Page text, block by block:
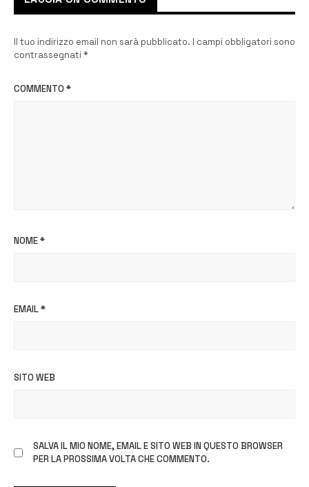
Il tuo indirizzo email non sarà pubblicato. I campi obbligatori sono
contrassegnati *
COMMENTO *
NOME*
EMAIL*
SITO WEB
SALVA IL MIO NOME, EMAIL E SITO WEB IN QUESTO BROWSER
PER LA PROSSIMA VOLTA CHE COMMENTO.